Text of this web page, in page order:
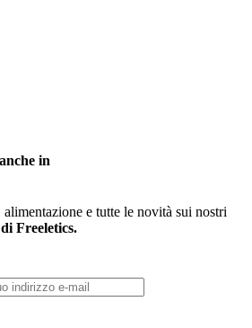
in
e tutte le novità sui nostri
Freeletics.